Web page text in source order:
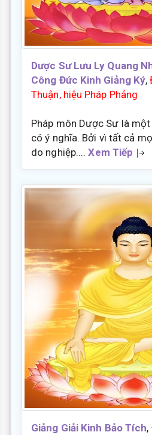
Dược Sư Lưu Ly Quang
Công Đức Kinh Giảng Ký,
Thuận, hiệu Pháp Phảng
Pháp môn Dược Sư là
có ý nghĩa. Bởi vì tất cả
do nghiệp....Xem Tiếp
Giảng Giải Kinh Bảo Tích,